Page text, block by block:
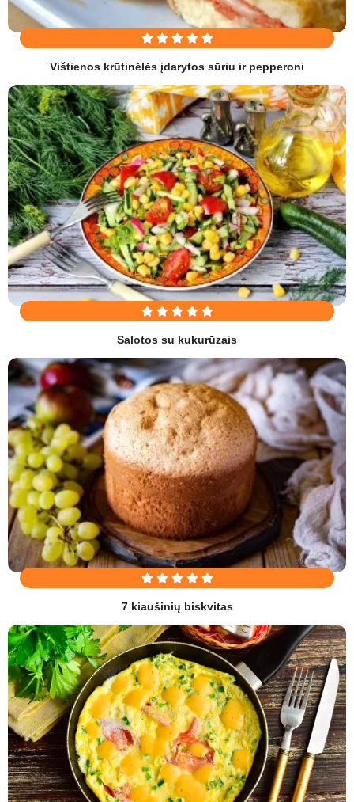
Vištienos krūtinėlės įdarytos sūriu ir pepperoni
Salotos su kukurūzais
7 kiaušinių biskvitas